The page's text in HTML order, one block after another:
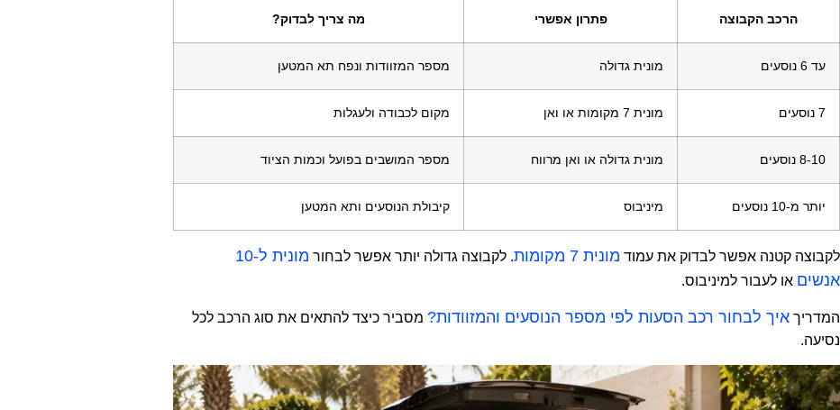
הרכב הקבוצה פתרון אפשרי מה צריך לבדוק?
עד 6 נוסעים מונית גדולה מספר המזוודות ונפח תא המטען
7 נוסעים מונית 7 מקומות או ואן מקום לכבודה ולעגלות
8-10 נוסעים מונית גדולה או ואן מרווח מספר המושבים בפועל וכמות הציוד
יותר מ-10 נוסעים מיניבוס קיבולת הנוסעים ותא המטען
לקבוצה קטנה אפשר לבדוק את עמוד מונית 7 מקומות . לקבוצה גדולה יותר אפשר לבחור
מונית ל-10
אנשים או לעבור למיניבוס.
המדריך איך לבחור רכב הסעות לפי מספר הנוסעים והמזוודות? מסביר כיצד להתאים את סוג הרכב לכל
נסיעה.